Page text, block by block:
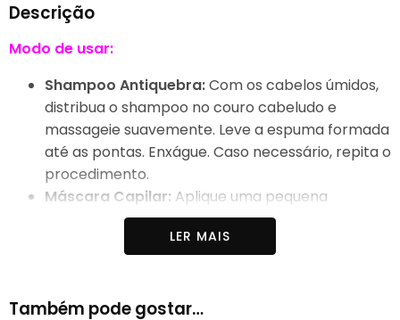
Descrição
Modo de usar:
Shampoo Antiquebra:Com os cabelos úmidos,
distribua o shampoo no couro cabeludo e
massageie suavemente. Leve a espuma formada
até as pontas. Enxágue. Caso necessário, repita o
procedimento.
Máscara Capilar: ​Aplique uma pequena
quantidade nos fios limpos e úmidos. Distribua
uniformemente em todo comprimento e pontas.
Óleo Capilar:​Aplique uma pequena quantidade
LER MAIS
Também pode gostar…